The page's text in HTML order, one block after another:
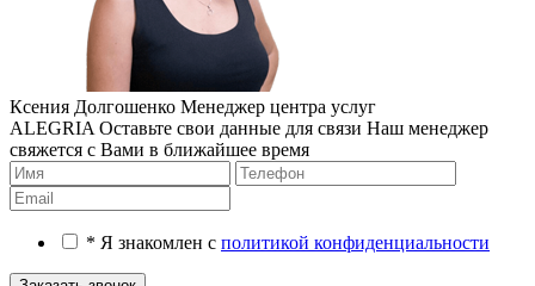
Ксения Долгошенко Менеджер центра услуг
ALEGRIA Оставьте свои данные для связи Наш менеджер
свяжется с Вами в ближайшее время
* Я знакомлен с политикой конфиденциальности